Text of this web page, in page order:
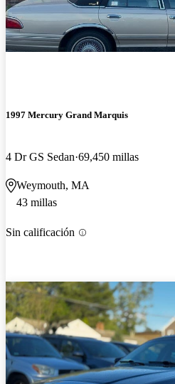
1997 Mercury Grand Marquis
4 Dr GS Sedan 69,450 millas
Weymouth, MA
43 millas
Sin calificación